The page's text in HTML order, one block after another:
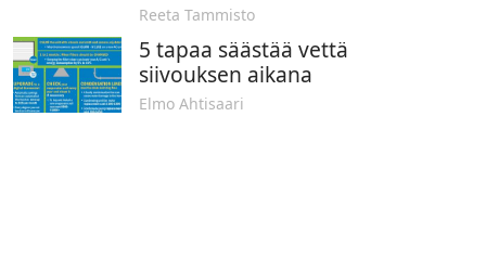
Reeta Tammisto
5 tapaa säästää vettä
siivouksen aikana
Elmo Ahtisaari